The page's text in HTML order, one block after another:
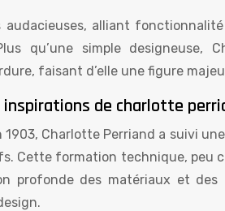
audacieuses, alliant
qu’une simple designeuse,
faisant d’elle une figure
inspirations de charlotte
1903, Charlotte Perriand a suivi
Cette formation technique, peu
profonde des matériaux et